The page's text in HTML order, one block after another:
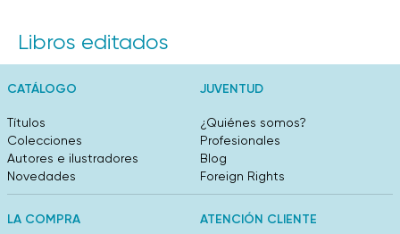
Libros editados
CATÁLOGO
Títulos
Colecciones
Autores e ilustradores
Novedades
JUVENTUD
¿Quiénes somos?
Profesionales
Blog
Foreign Rights
LA COMPRA ATENCIÓN CLIENTE